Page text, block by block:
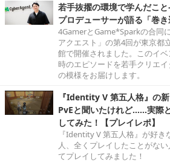
若手抜擢の環境で学んだこ
プロデューサーが語る「巻
4GamerとGame*Sparkの合同
アクエスト」の第4回が東京都
館で開催されました。このイ
時のエピソードを若手クリエ
の模様をお届けします。
『Identity V 第五人格』の
PvEと聞いたけれど……実際
してみた！【プレイレポ】
『Identity V 第五人格』が好
人、全くプレイしたことがな
てプレイしてみました！